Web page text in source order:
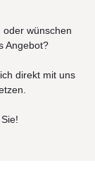
oder wünschen
Angebot?
direkt mit uns